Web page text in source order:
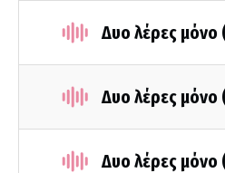
Δυο λέρες
Δυο λέρες
Δυο λέρες